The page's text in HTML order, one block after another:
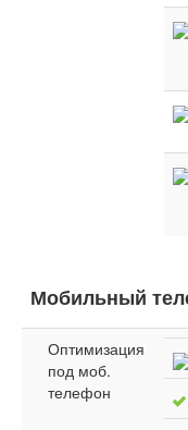
Мобильный
Оптимизация
под моб.
телефон